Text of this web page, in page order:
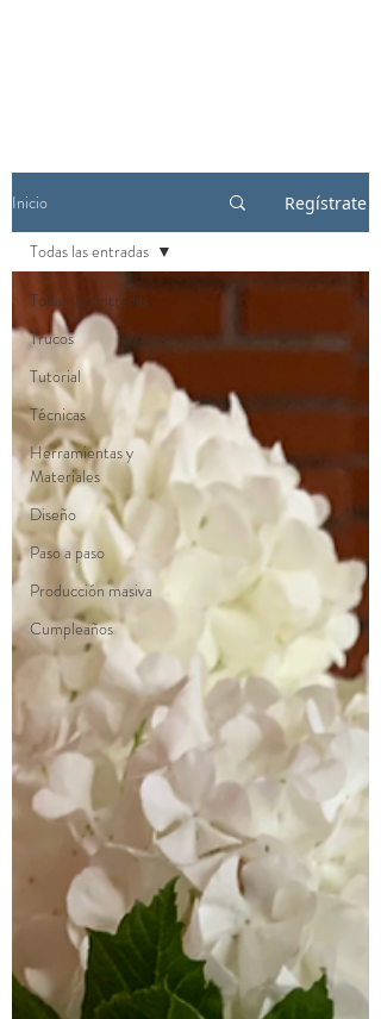
Inicio Regístrate
Todas las entradas
Trucos
Tutorial
Técnicas
Herramientas y
Materiales
Diseño
Paso a paso
Producción masiva
Cumpleaños
Todas las entradas